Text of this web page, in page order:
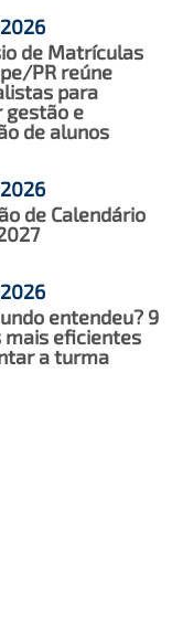
de Matrículas
PR reúne
para
gestão e
de alunos
de Calendário
entendeu? 9
eficientes
a turma